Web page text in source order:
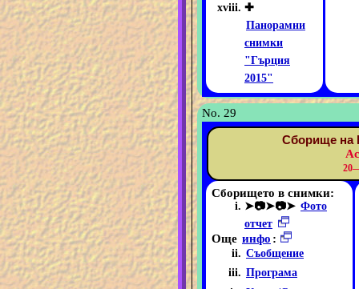
✚
Панорамни
снимки
"Гърция
2015"
No. 29
Сборище на
Сборището в снимки:
➤📷➤📷➤ Фото
отчет
Още инфо :
Съобщение
Програма